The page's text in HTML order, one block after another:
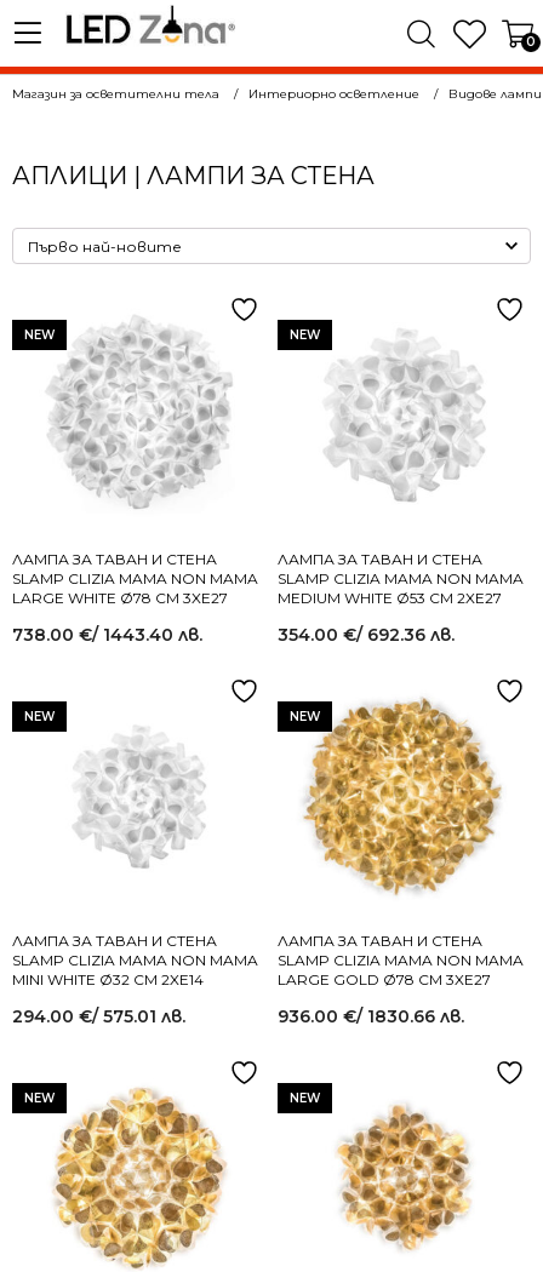
0
Магазин за осветителни тела Интериорно осветление Видове
АПЛИЦИ | ЛАМПИ ЗА СТЕНА
NEW
ЛАМПА ЗА ТАВАН И СТЕНА
SLAMP CLIZIA MAMA NON MAMA
LARGE WHITE Ø78 СМ 3XE27
738.00 €/ 1443.40 лв.
NEW
ЛАМПА ЗА ТАВАН И СТЕНА
SLAMP CLIZIA MAMA NON MAMA
MEDIUM WHITE Ø53 СМ 2XE27
354.00 €/ 692.36 лв.
NEW
ЛАМПА ЗА ТАВАН И СТЕНА
SLAMP CLIZIA MAMA NON MAMA
MINI WHITE Ø32 СМ 2XE14
294.00 €/ 575.01 лв.
NEW
ЛАМПА ЗА ТАВАН И СТЕНА
SLAMP CLIZIA MAMA NON MAMA
LARGE GOLD Ø78 СМ 3XE27
936.00 €/ 1830.66 лв.
NEW NEW